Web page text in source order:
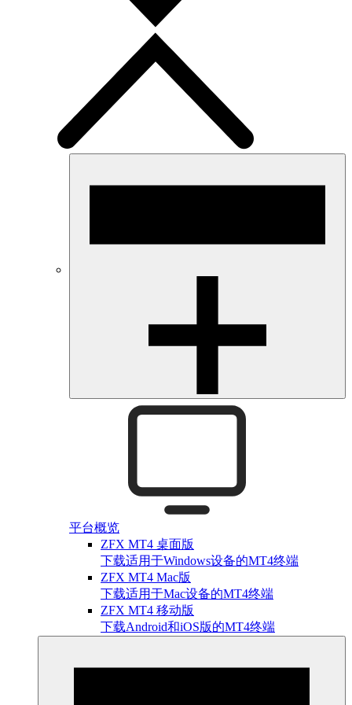
平台概览
ZFX MT4 桌面版
下载适用于Windows设备的MT4终端
ZFX MT4 Mac版
下载适用于Mac设备的MT4终端
ZFX MT4 移动版
下载Android和iOS版的MT4终端